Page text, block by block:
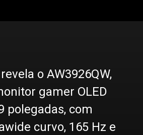
o AW3926QW,
gamer OLED
polegadas, com
curvo, 165 Hz e